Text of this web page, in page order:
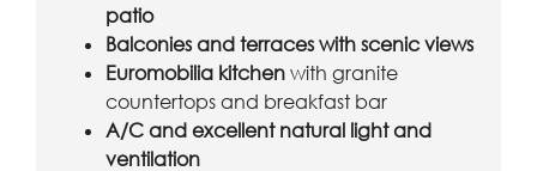
patio
Balconies and terraces with scenic views
Euromobilia kitchen with granite
countertops and breakfast bar
A/C and excellent natural light and
ventilation